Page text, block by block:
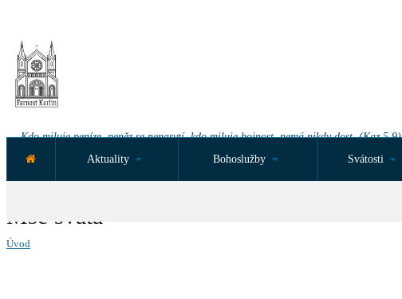
Kdo miluje peníze, peněz se nenasytí, kdo miluje hojnost, nemá nikdy dost. (Kaz 5,9)
NEJBLIŽŠÍ UDÁLOST ZA:
Aktuality Bohoslužby Svátosti
Mše svatá
Úvod